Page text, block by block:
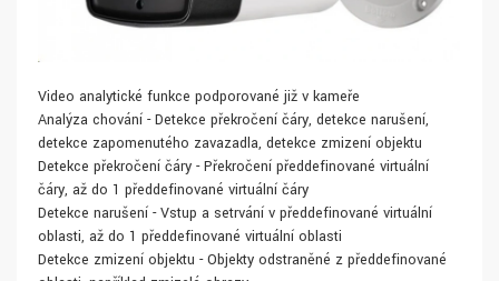
Video analytické funkce podporované již v kameře
Analýza chování - Detekce překročení čáry, detekce narušení,
detekce zapomenutého zavazadla, detekce zmizení objektu
Detekce překročení čáry - Překročení předdefinované virtuální
čáry, až do 1 předdefinované virtuální čáry
Detekce narušení - Vstup a setrvání v předdefinované virtuální
oblasti, až do 1 předdefinované virtuální oblasti
Detekce zmizení objektu - Objekty odstraněné z předdefinované